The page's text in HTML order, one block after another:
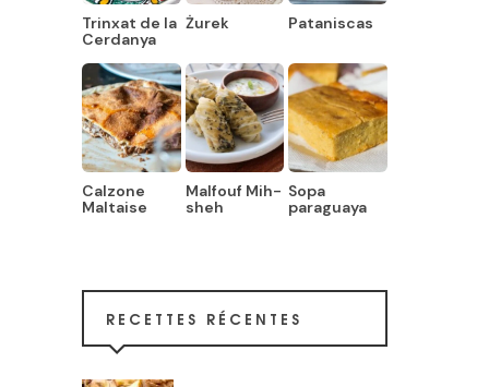
Trinxat de la
Cerdanya
Żurek Pataniscas
Calzone
Maltaise
Malfouf Mih-
sheh
Sopa
paraguaya
RECETTES RÉCENTES